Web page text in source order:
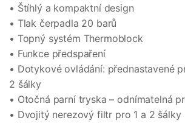
• Štíhlý a kompaktní design
• Tlak čerpadla 20 barů
• Topný systém Thermoblock
• Funkce předspaření
• Dotykové ovládání: přednastavené
2 šálky
• Otočná parní tryska – odnímatelná
• Dvojitý nerezový filtr pro 1 a 2 šálky